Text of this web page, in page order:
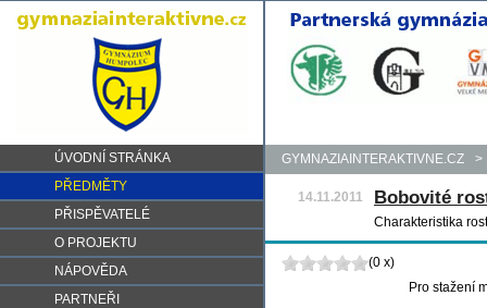
ÚVODNÍ STRÁNKA
PŘEDMĚTY
PŘISPĚVATELÉ
O PROJEKTU
NÁPOVĚDA
PARTNEŘI
GYMNAZIAINTERAKTIVNE.CZ >
14.11.2011 Bobovité
Charakteristika
(0 x)
Pro stažení